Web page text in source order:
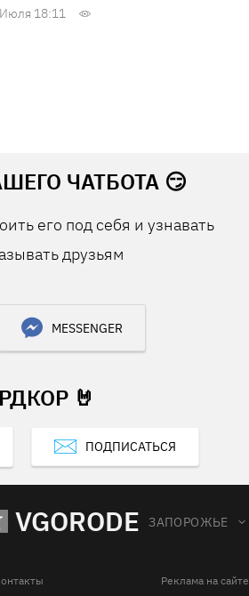
18:11
ЧАТБОТА 😏
его под себя и узнавать
друзьям
MESSENGER
🤘
ПОДПИСАТЬСЯ
VGORODE ЗАПОРОЖЬЕ
Реклама на сайте